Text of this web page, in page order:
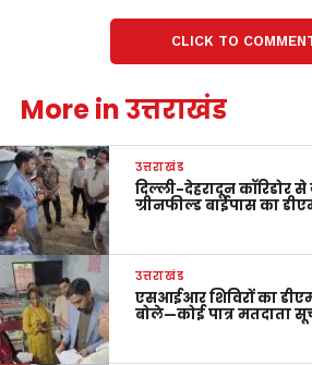
CLICK TO
More in उत्तराखंड
उत्तराखंड
दिल्ली-देहरादून कॉरिडोर से
ग्रीनफील्ड बाईपास का
उत्तराखंड
एसआईआर शिविरों का
बोले—कोई पात्र मतदाता